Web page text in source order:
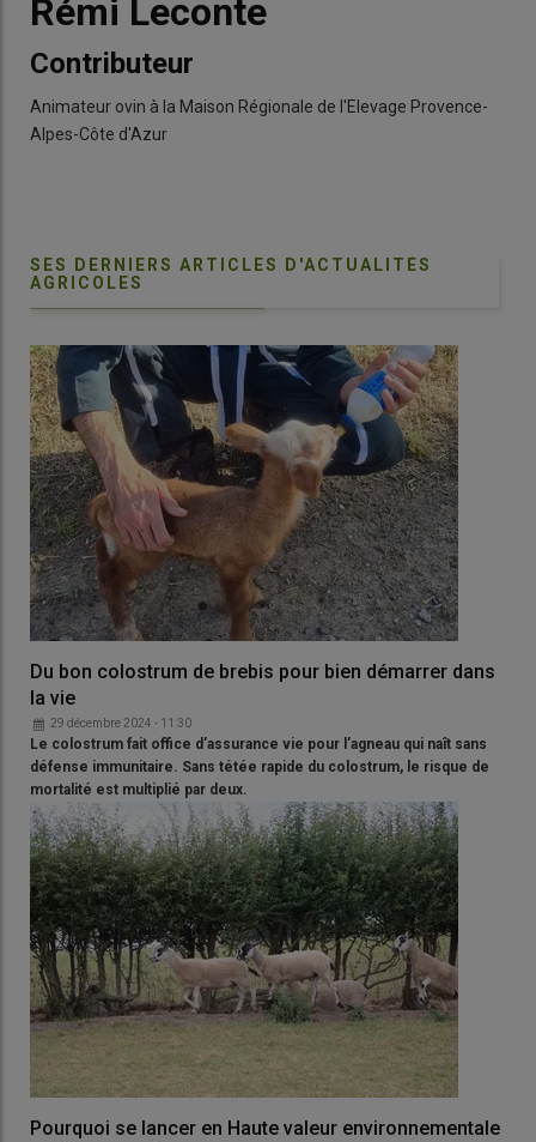
Rémi Leconte
Contributeur
Animateur ovin à la Maison Régionale de l'Elevage Provence-
Alpes-Côte d'Azur
SES DERNIERS ARTICLES D'ACTUALITÉS
AGRICOLES
Du bon colostrum de brebis pour bien démarrer dans
la vie
29 décembre 2024 - 11:30
Le colostrum fait office d’assurance vie pour l’agneau qui naît sans
défense immunitaire. Sans tétée rapide du colostrum, le risque de
mortalité est multiplié par deux.
Pourquoi se lancer en Haute valeur environnementale